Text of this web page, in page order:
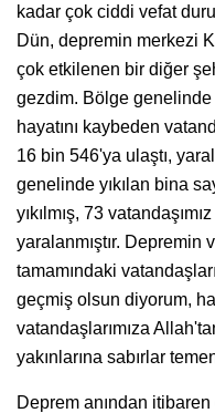
kadar çok ciddi vefat
Dün, depremin merkezi
çok etkilenen bir diğer
gezdim. Bölge genelinde
hayatını kaybeden
16 bin 546'ya ulaştı,
genelinde yıkılan bina
yıkılmış, 73
yaralanmıştır. Depremin
tamamındaki
geçmiş olsun diyorum,
vatandaşlarımıza
yakınlarına sabırlar
Deprem anından